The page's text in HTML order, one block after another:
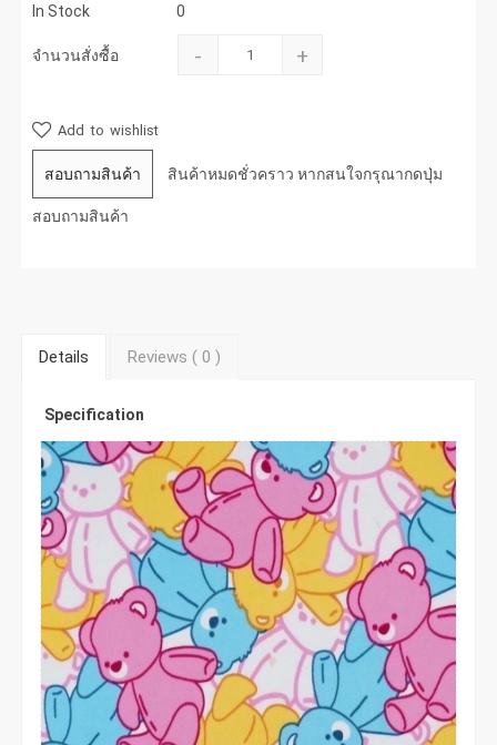
In Stock 0
จำนวนสั่งซื้อ - +
Add to wishlist
สอบถามสินค้า สินค้าหมดชั่วคราว หากสนใจกรุณากดปุ่ม
สอบถามสินค้า
Details Reviews ( 0)
Specification